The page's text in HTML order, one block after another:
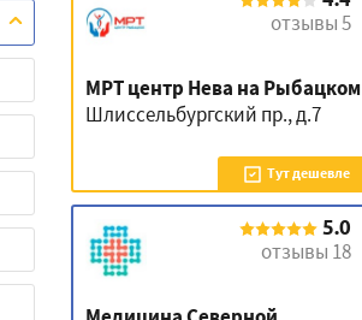
отзывы 5
МРТ центр Нева на Рыбацком
Шлиссельбургский пр., д.7
Тут дешевле
5.0
отзывы 18